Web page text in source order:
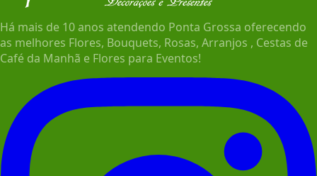
Há mais de 10 anos atendendo Ponta Grossa oferecendo
as melhores Flores, Bouquets, Rosas, Arranjos , Cestas de
Café da Manhã e Flores para Eventos!